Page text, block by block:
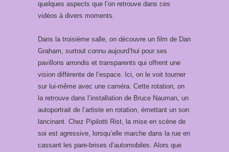
quelques aspects que l’on retrouve dans ces
vidéos à divers moments.
Dans la troisième salle, on découvre un film de Dan
Graham, surtout connu aujourd’hui pour ses
pavillons arrondis et transparents qui offrent une
vision différente de l’espace. Ici, on le voit tourner
sur lui-même avec une caméra. Cette rotation, on
la retrouve dans l’installation de Bruce Nauman, un
autoportrait de l’artiste en rotation, émettant un son
lancinant. Chez Pipilotti Rist, la mise en scène de
soi est agressive, lorsqu’elle marche dans la rue en
cassant les pare-brises d’automobiles. Alors que